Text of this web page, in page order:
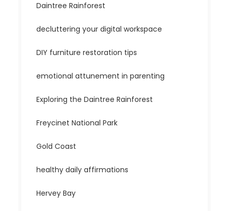
Daintree Rainforest
decluttering your digital workspace
DIY furniture restoration tips
emotional attunement in parenting
Exploring the Daintree Rainforest
Freycinet National Park
Gold Coast
healthy daily affirmations
Hervey Bay